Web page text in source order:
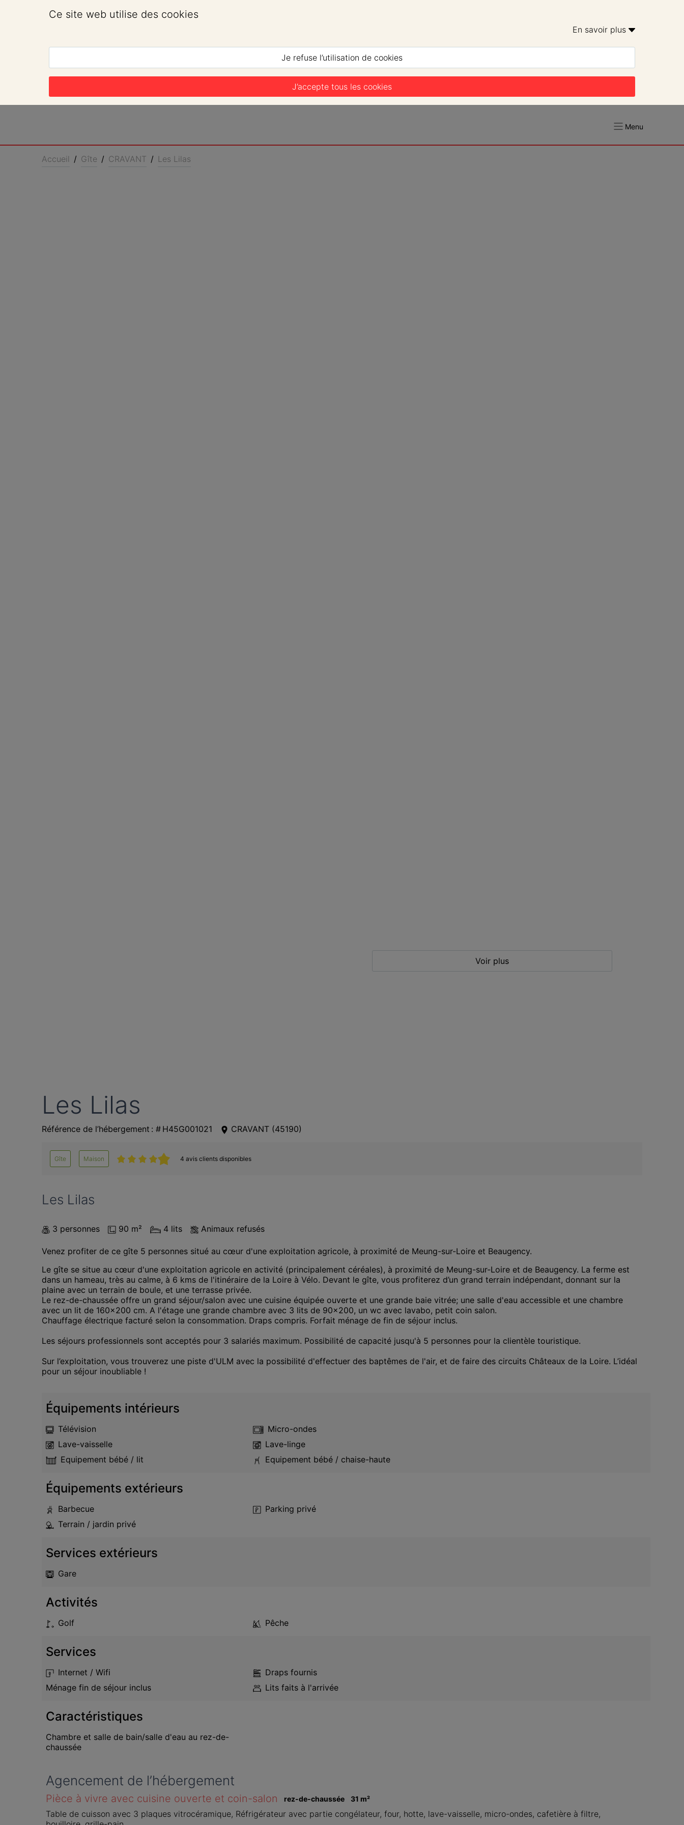
Ce site web utilise des cookies
En savoir plus
Je refuse l’utilisation de cookies
J’accepte tous les cookies
Menu
Accueil / Gîte / CRAVANT / Les Lilas
Voir plus
Les Lilas
Référence de l’hébergement : # H45G001021 CRAVANT (45190)
Gîte Maison 4 avis clients disponibles
Les Lilas
3 personnes 90 m² 4 lits Animaux refusés
Venez profiter de ce gîte 5 personnes situé au cœur d'une exploitation agricole, à proximité de Meung-sur-Loire et Beaugency.
Le gîte se situe au cœur d'une exploitation agricole en activité (principalement céréales), à proximité de Meung-sur-Loire et de Beaugency. La ferme est
dans un hameau, très au calme, à 6 kms de l'itinéraire de la Loire à Vélo. Devant le gîte, vous profiterez d’un grand terrain indépendant, donnant sur la
plaine avec un terrain de boule, et une terrasse privée.
Le rez-de-chaussée offre un grand séjour/salon avec une cuisine équipée ouverte et une grande baie vitrée; une salle d'eau accessible et une chambre
avec un lit de 160x200 cm. A l'étage une grande chambre avec 3 lits de 90x200, un wc avec lavabo, petit coin salon.
Chauffage électrique facturé selon la consommation. Draps compris. Forfait ménage de fin de séjour inclus.
Les séjours professionnels sont acceptés pour 3 salariés maximum. Possibilité de capacité jusqu'à 5 personnes pour la clientèle touristique.
Sur l’exploitation, vous trouverez une piste d'ULM avec la possibilité d'effectuer des baptêmes de l'air, et de faire des circuits Châteaux de la Loire. L’idéal
pour un séjour inoubliable !
Équipements intérieurs
Télévision
Micro-ondes
Lave-vaisselle
Lave-linge
Equipement bébé / lit
Equipement bébé / chaise-haute
Équipements extérieurs
Barbecue
Parking privé
Terrain / jardin privé
Services extérieurs
Gare
Activités
Golf Pêche
Services
Internet / Wifi
Draps fournis
Ménage fin de séjour inclus
Lits faits à l'arrivée
Caractéristiques
Chambre et salle de bain/salle d'eau au rez-de-
chaussée
Agencement de l’hébergement
Pièce à vivre avec cuisine ouverte et coin-salon rez-de-chaussée 31 m²
Table de cuisson avec 3 plaques vitrocéramique, Réfrigérateur avec partie congélateur, four, hotte, lave-vaisselle, micro-ondes, cafetière à filtre,